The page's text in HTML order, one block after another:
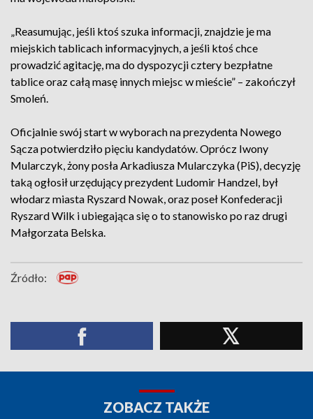
„Reasumując, jeśli ktoś szuka informacji, znajdzie je ma
miejskich tablicach informacyjnych, a jeśli ktoś chce
prowadzić agitację, ma do dyspozycji cztery bezpłatne
tablice oraz całą masę innych miejsc w mieście” – zakończył
Smoleń.
Oficjalnie swój start w wyborach na prezydenta Nowego
Sącza potwierdziło pięciu kandydatów. Oprócz Iwony
Mularczyk, żony posła Arkadiusza Mularczyka (PiS), decyzję
taką ogłosił urzędujący prezydent Ludomir Handzel, był
włodarz miasta Ryszard Nowak, oraz poseł Konfederacji
Ryszard Wilk i ubiegająca się o to stanowisko po raz drugi
Małgorzata Belska.
Źródło:
ZOBACZ TAKŻE